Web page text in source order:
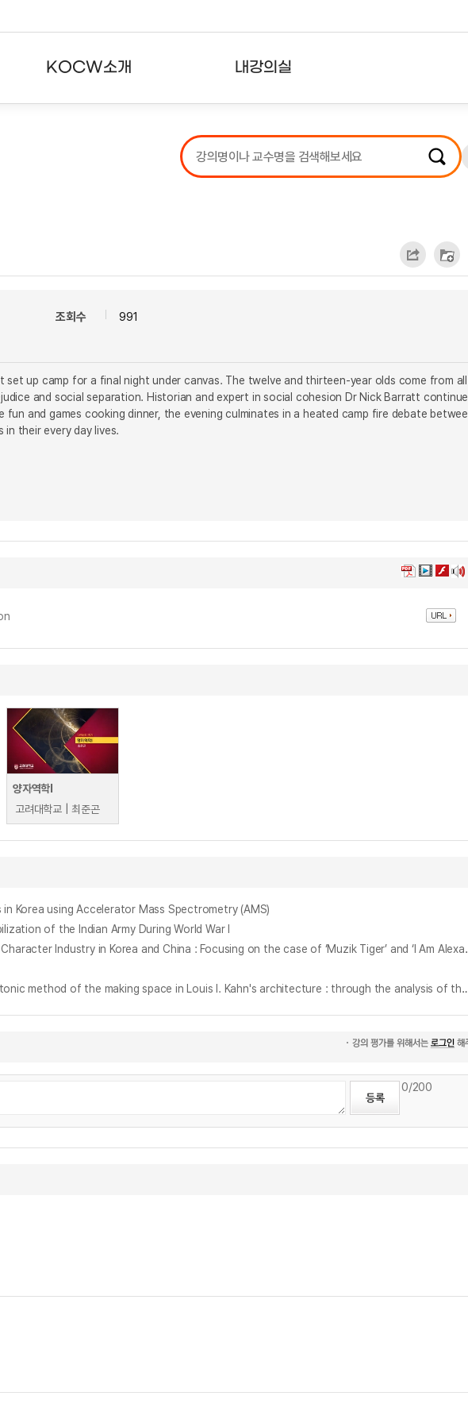
KOCW소개 내강의실
강의리스트
수강확인증강의
조회수 991
up camp for a final night under canvas. The twelve and thirteen-year olds come from all
and social separation. Historian and expert in social cohesion Dr Nick Barratt
and games cooking dinner, the evening culminates in a heated camp fire debate
their every day lives.
양자역학I
고려대학교 | 최준곤
in Korea using Accelerator Mass Spectrometry (AMS)
of the Indian Army During World War I
한중 캐릭터산업 비교 연구 : '무직타이거’ 와
루이스 칸 건축의 공간 구축 방식에 관한 연구 : 예일대학 영국 미술 센터의 공간 분석을 중심으로 = (A) study on the
0/200